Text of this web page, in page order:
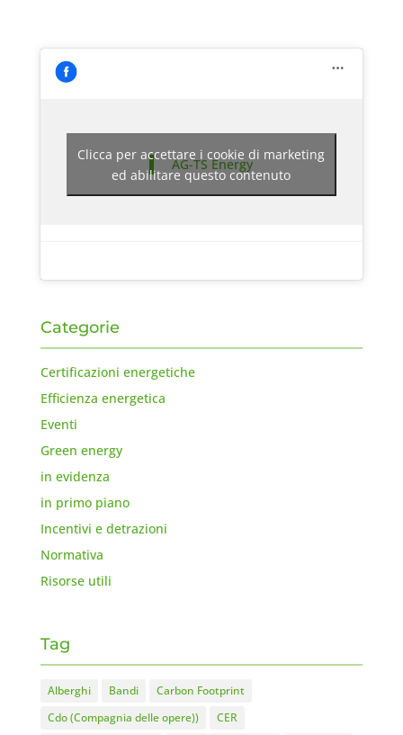
AG-TS Energy
Clicca per accettare i cookie di marketing
ed abilitare questo contenuto
Categorie
Certificazioni energetiche
Efficienza energetica
Eventi
Green energy
in evidenza
in primo piano
Incentivi e detrazioni
Normativa
Risorse utili
Tag
Alberghi Bandi
Carbon Footprint
Cdo (Compagnia delle opere))
CER